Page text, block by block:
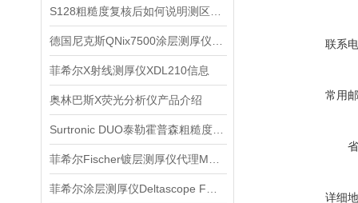
菲希尔X射线测厚仪XDL210信息
奥林巴斯X荧光分析仪产品介绍
联系
常用
详细